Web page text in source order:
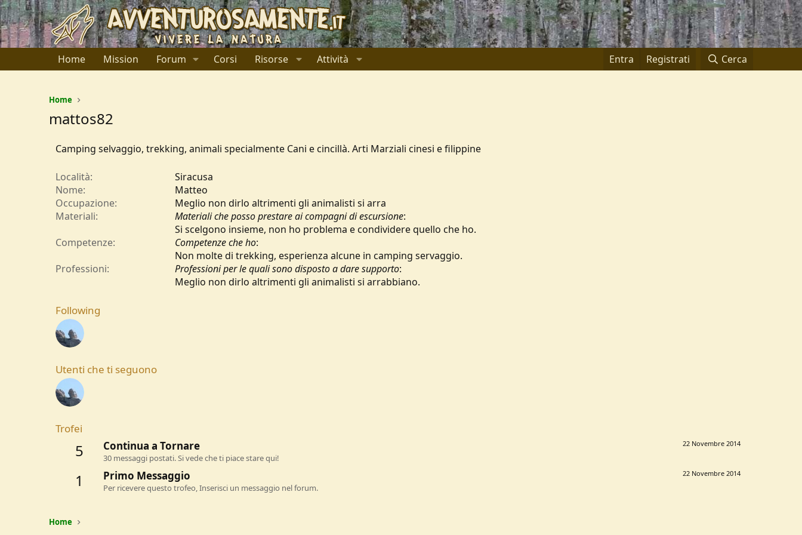
Home Mission Forum Corsi Risorse Attività Entra Registrati Cerca
Home
mattos82
Camping selvaggio, trekking, animali specialmente Cani e cincillà. Arti Marziali cinesi e filippine
Località
Siracusa
Nome
Matteo
Occupazione
Meglio non dirlo altrimenti gli animalisti si arra
Materiali
Materiali che posso prestare ai compagni di escursione:
Si scelgono insieme, non ho problema e condividere quello che ho.
Competenze
Competenze che ho:
Non molte di trekking, esperienza alcune in camping servaggio.
Professioni
Professioni per le quali sono disposto a dare supporto:
Meglio non dirlo altrimenti gli animalisti si arrabbiano.
Following
Utenti che ti seguono
Trofei
5 22 Novembre 2014
Continua a Tornare
30 messaggi postati. Si vede che ti piace stare qui!
1 22 Novembre 2014
Primo Messaggio
Per ricevere questo trofeo, Inserisci un messaggio nel forum.
Home